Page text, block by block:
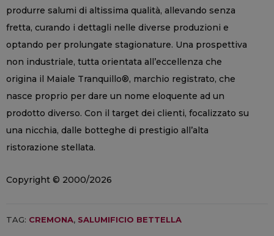
produrre salumi di altissima qualità, allevando senza
fretta, curando i dettagli nelle diverse produzioni e
optando per prolungate stagionature. Una prospettiva
non industriale, tutta orientata all’eccellenza che
origina il Maiale Tranquillo®, marchio registrato, che
nasce proprio per dare un nome eloquente ad un
prodotto diverso. Con il target dei clienti, focalizzato su
una nicchia, dalle botteghe di prestigio all’alta
ristorazione stellata.
Copyright © 2000/2026
TAG: CREMONA, SALUMIFICIO BETTELLA